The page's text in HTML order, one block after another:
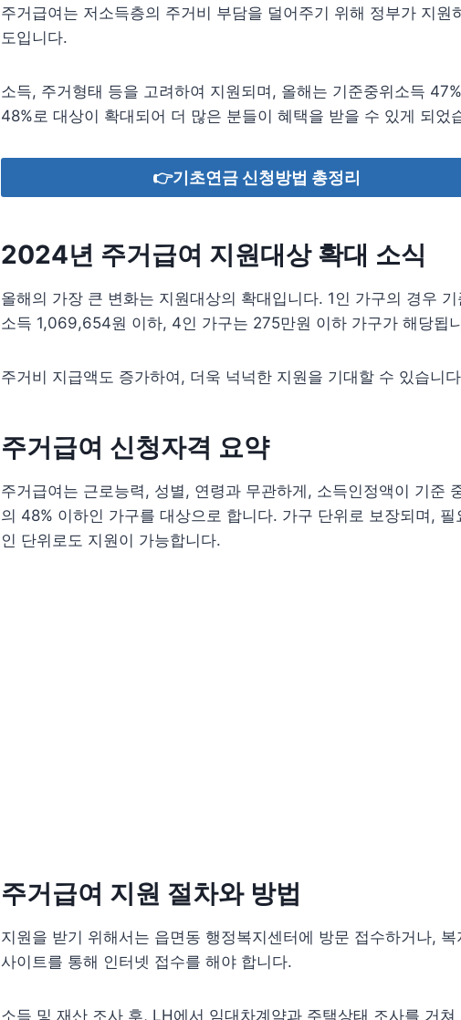
주거급여는 저소득층의 주거비 부담을 덜어주기 위해 정부가 지원
도입니다.
소득, 주거형태 등을 고려하여 지원되며, 올해는 기준중위소득
48%로 대상이 확대되어 더 많은 분들이 혜택을 받을 수 있게 되었
👉기초연금 신청방법 총정리
2024년 주거급여 지원대상 확대 소식
올해의 가장 큰 변화는 지원대상의 확대입니다. 1인 가구의 경우 기
소득 1,069,654원 이하, 4인 가구는 275만원 이하 가구가 해당됩
주거비 지급액도 증가하여, 더욱 넉넉한 지원을 기대할 수 있습니
주거급여 신청자격 요약
주거급여는 근로능력, 성별, 연령과 무관하게, 소득인정액이 기준
의 48% 이하인 가구를 대상으로 합니다. 가구 단위로 보장되며, 필
인 단위로도 지원이 가능합니다.
주거급여 지원 절차와 방법
지원을 받기 위해서는 읍면동 행정복지센터에 방문 접수하거나, 복
사이트를 통해 인터넷 접수를 해야 합니다.
소득 및 재산 조사 후, LH에서 임대차계약과 주택상태 조사를 거쳐